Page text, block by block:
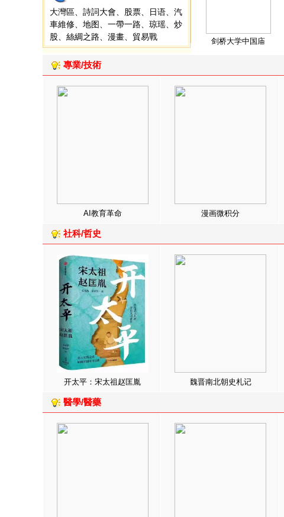
大灣區
詩詞大會 股票 日语
汽
車維修
地图 一帶一路 琼瑶
炒
股
絲綢之路 漫畫 貿易戰 剑桥大学中国庙
專業/技術
AI教育革命 漫画微积分
社科/哲史
开太平：宋太祖赵匡胤 魏晋南北朝史札记
醫學/醫藥